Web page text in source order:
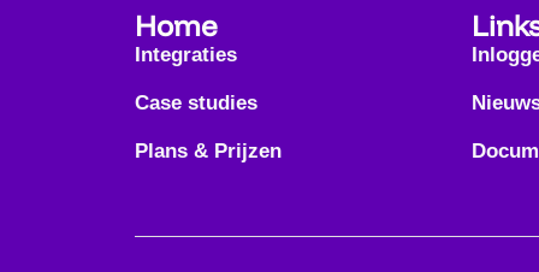
Home
Integraties
Case studies
Plans & Prijzen